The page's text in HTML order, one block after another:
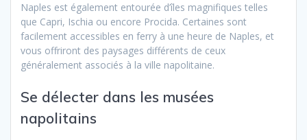
Naples est également entourée d’îles magnifiques telles
que Capri, Ischia ou encore Procida. Certaines sont
facilement accessibles en ferry à une heure de Naples, et
vous offriront des paysages différents de ceux
généralement associés à la ville napolitaine.
Se délecter dans les musées
napolitains